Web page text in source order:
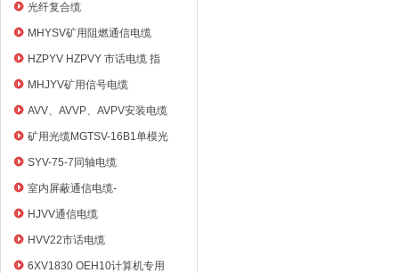
光纤复合缆
MHYSV矿用阻燃通信电缆
HZPYV HZPVY 市话电缆 指
令通信线
MHJYV矿用信号电缆
AVV、AVVP、AVPV安装电缆
矿用光缆MGTSV-16B1单模光
纤
SYV-75-7同轴电缆
室内屏蔽通信电缆-
HYVP_HYYP
HJVV通信电缆
HVV22市话电缆
6XV1830 OEH10计算机专用